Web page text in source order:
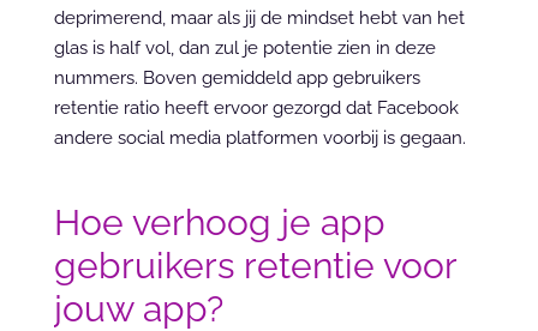
deprimerend, maar als jij de mindset hebt van het
glas is half vol, dan zul je potentie zien in deze
nummers. Boven gemiddeld app gebruikers
retentie ratio heeft ervoor gezorgd dat Facebook
andere social media platformen voorbij is gegaan.
Hoe verhoog je app
gebruikers retentie voor
jouw app?